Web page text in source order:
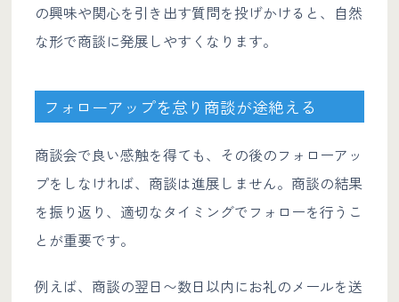
の興味や関心を引き出す質問を投げかけると、自然
な形で商談に発展しやすくなります。
フォローアップを怠り商談が途絶える
商談会で良い感触を得ても、その後のフォローアッ
プをしなければ、商談は進展しません。商談の結果
を振り返り、適切なタイミングでフォローを行うこ
とが重要です。
例えば、商談の翌日〜数日以内にお礼のメールを送